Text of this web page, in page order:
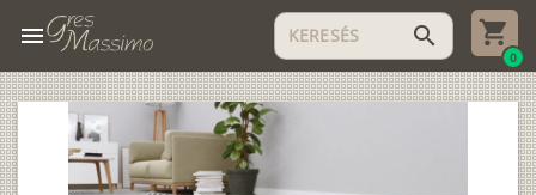
menu search
0